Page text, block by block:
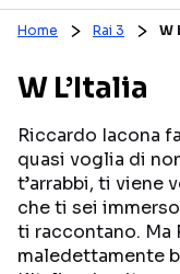
CANALI TV
PROGRAMMI TV
PERSONAGGI TV
Streaming
Home Rai 3 W
W L’Italia
Riccardo Iacona
quasi voglia di
t’arrabbi, ti viene
che ti sei
ti raccontano. Ma
maledettamente